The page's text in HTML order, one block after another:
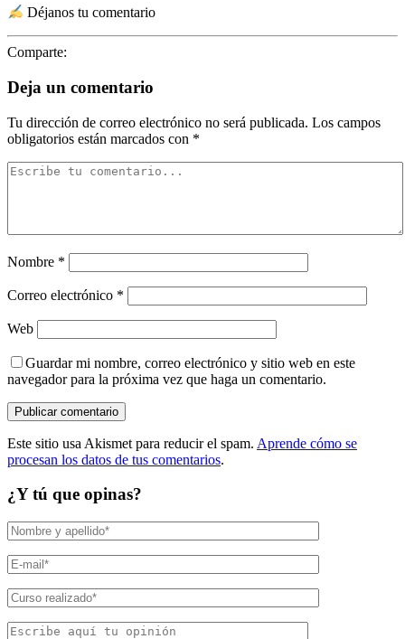
Déjanos tu comentario
Comparte:
Deja un comentario
Tu dirección de correo electrónico no será publicada. Los campos
obligatorios están marcados con *
Nombre *
Correo electrónico *
Web
Guardar mi nombre, correo electrónico y sitio web en este
navegador para la próxima vez que haga un comentario.
Este sitio usa Akismet para reducir el spam. Aprende cómo se
procesan los datos de tus comentarios.
¿Y tú que opinas?